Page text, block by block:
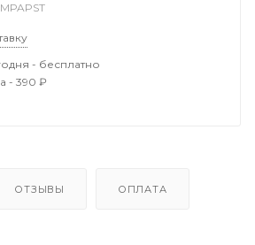
- бесплатно
- 390 ₽
ОТЗЫВЫ ОПЛАТА